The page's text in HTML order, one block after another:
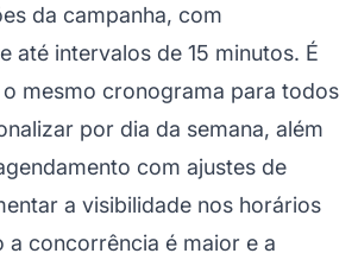
da campanha, com
até intervalos de 15 minutos. É
mesmo cronograma para todos
por dia da semana, além
com ajustes de
a visibilidade nos horários
a concorrência é maior e a